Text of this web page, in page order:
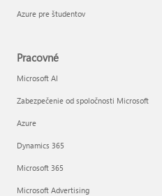
Azure pre študentov
Pracovné
Microsoft AI
Zabezpečenie od spoločnosti Microsoft
Azure
Dynamics 365
Microsoft 365
Microsoft Advertising